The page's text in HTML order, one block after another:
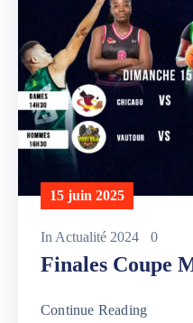
15 juin 2025
In Actualité 2024 0
Finales Coupe
Continue Reading